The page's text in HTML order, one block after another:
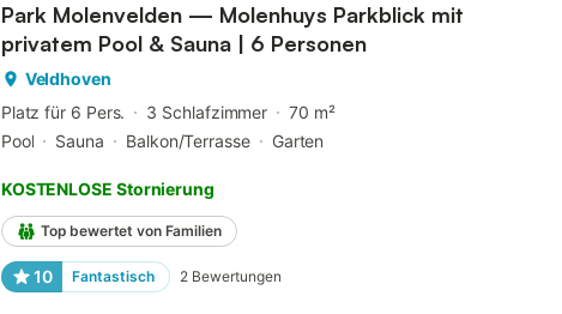
Park Molenvelden — Molenhuys Parkblick mit
privatem Pool & Sauna | 6 Personen
Veldhoven
Platz für 6 Pers.
3 Schlafzimmer
70 m²
Pool
Sauna Balkon/Terrasse Garten
KOSTENLOSE Stornierung
Top bewertet von Familien
10 Fantastisch 2 Bewertungen